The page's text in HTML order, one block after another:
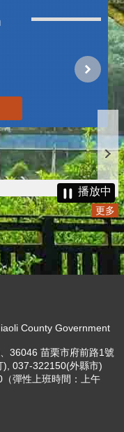
播放中
更多
County Government
36046 苗栗市府前路1號
), 037-322150(外縣市)
彈性上班時間：上午